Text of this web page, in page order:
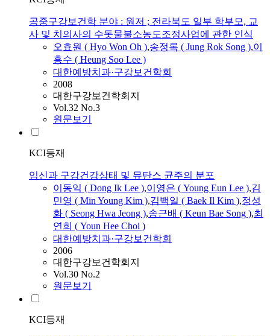
공중구강보건학 분야 : 원저 ; 전라북도 일부 학부모, 교
사 및 치의사의 수돗물불소농도조정사업에 관한 인식
오효원 ( Hyo Won Oh ),송정록 ( Jung Rok Song ),이
흥수 ( Heung Soo Lee )
대한예방치과·구강보건학회
2008
대한구강보건학회지
Vol.32 No.3
원문보기
KCI등재
임신과 구강건강상태 및 뮤탄스 균주의 분포
이동익 ( Dong Ik Lee ),이영은 ( Young Eun Lee ),김
민영 ( Min Young Kim ),김백일 ( Baek Il Kim ),정성
화 ( Seong Hwa Jeong ),송근배 ( Keun Bae Song ),최
연희 ( Youn Hee Choi )
대한예방치과·구강보건학회
2006
대한구강보건학회지
Vol.30 No.2
원문보기
KCI등재